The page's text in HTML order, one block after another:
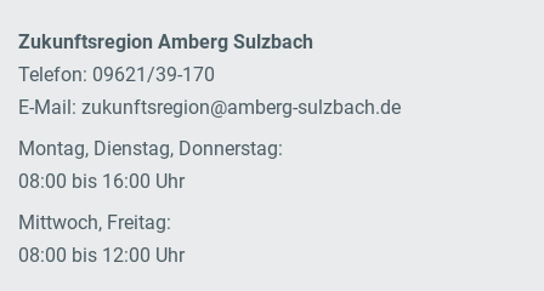
Zukunftsregion Amberg Sulzbach
Telefon: 09621/39-170
E-Mail: zukunftsregion@amberg-sulzbach.de
Montag, Dienstag, Donnerstag:
08:00 bis 16:00 Uhr
Mittwoch, Freitag:
08:00 bis 12:00 Uhr